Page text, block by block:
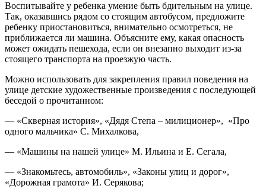
Воспитывайте у ребенка умение быть бдительным на улице.
Так, оказавшись рядом со стоящим автобусом, предложите
ребенку приостановиться, внимательно осмотреться, не
приближается ли машина. Объясните ему, какая опасность
может ожидать пешехода, если он внезапно выходит из-за
стоящего транспорта на проезжую часть.
Можно использовать для закрепления правил поведения на
улице детские художественные произведения с последующей
беседой о прочитанном:
— «Скверная история», «Дядя Степа – милиционер», «Про
одного мальчика» С. Михалкова,
— «Машины на нашей улице» М. Ильина и Е. Сегала,
— «Знакомьтесь, автомобиль», «Законы улиц и дорог»,
«Дорожная грамота» И. Серякова;